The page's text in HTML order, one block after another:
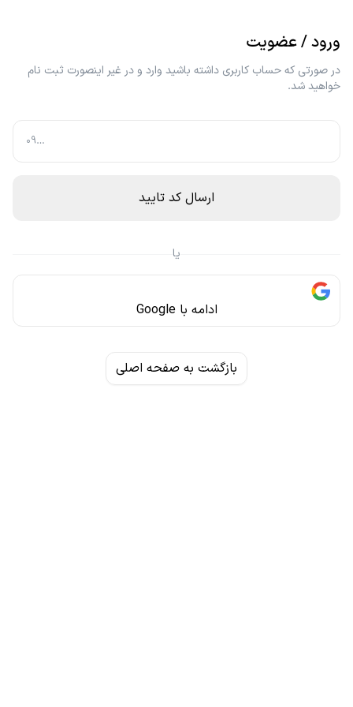
ورود / عضویت
در صورتی که حساب کاربری داشته باشید وارد و در غیر اینصورت ثبت نام
خواهید شد.
ارسال کد تایید
یا
ادامه با Google
بازگشت به صفحه اصلی